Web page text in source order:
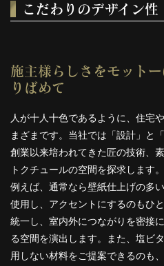
こだわりのデザイン性
施主様らしさをモット
りばめて
人が十人十色であるように、住宅
まざまです。当社では「設計」と
創業以来培われてきた匠の技術、
トクチュールの空間を探求します。
例えば、通常なら壁紙仕上げの多
使用し、アクセントにするのもひ
統一し、室内外につながりを密接
る空間を演出します。また、塩ビ
用しない材料をご提案できるのも